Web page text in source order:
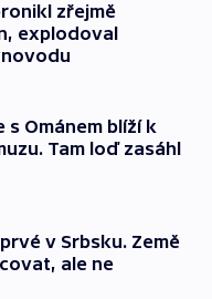
zřejmě
explodoval
s Ománem blíží k
Tam loď zasáhl
v Srbsku. Země
ale ne